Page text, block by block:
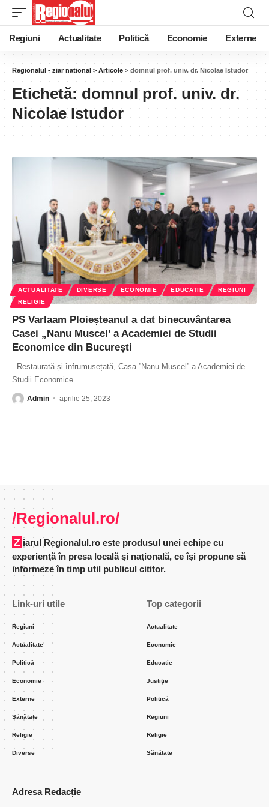
Regiuni Actualitate Politică Economie Externe
Regionalul - ziar national > Articole > domnul prof. univ. dr. Nicolae Istudor
Etichetă: domnul prof. univ. dr.
Nicolae Istudor
ACTUALITATE DIVERSE ECONOMIE EDUCATIE
REGIUNI
RELIGIE
PS Varlaam Ploieșteanul a dat binecuvântarea
Casei „Nanu Muscel’ a Academiei de Studii
Economice din București
Restaurată și înfrumusețată, Casa ”Nanu Muscel” a Academiei de
Studii Economice
Admin aprilie 25, 2023
/Regionalul.ro/
Ziarul Regionalul.ro este produsul unei echipe cu
experienţă în presa locală şi naţională, ce îşi propune să
informeze în timp util publicul cititor.
Link-uri utile
Regiuni
Actualitate
Politică
Economie
Externe
Sănătate
Religie
Diverse
Top categorii
Actualitate
Economie
Educatie
Justiție
Politică
Regiuni
Religie
Sănătate
Adresa Redacție